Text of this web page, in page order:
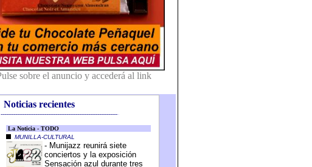
Noticias recientes
-----------------------------------------------------------------